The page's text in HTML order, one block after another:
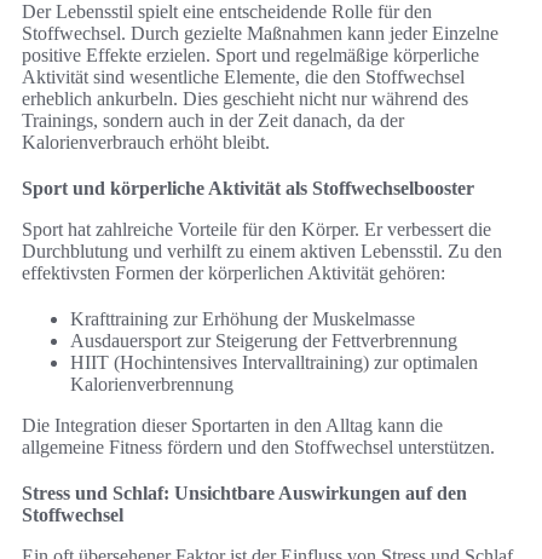
Der Lebensstil spielt eine entscheidende Rolle für den
Stoffwechsel. Durch gezielte Maßnahmen kann jeder Einzelne
positive Effekte erzielen. Sport und regelmäßige körperliche
Aktivität sind wesentliche Elemente, die den Stoffwechsel
erheblich ankurbeln. Dies geschieht nicht nur während des
Trainings, sondern auch in der Zeit danach, da der
Kalorienverbrauch erhöht bleibt.
Sport und körperliche Aktivität als Stoffwechselbooster
Sport hat zahlreiche Vorteile für den Körper. Er verbessert die
Durchblutung und verhilft zu einem aktiven Lebensstil. Zu den
effektivsten Formen der körperlichen Aktivität gehören:
Krafttraining zur Erhöhung der Muskelmasse
Ausdauersport zur Steigerung der Fettverbrennung
HIIT (Hochintensives Intervalltraining) zur optimalen
Kalorienverbrennung
Die Integration dieser Sportarten in den Alltag kann die
allgemeine Fitness fördern und den Stoffwechsel unterstützen.
Stress und Schlaf: Unsichtbare Auswirkungen auf den
Stoffwechsel